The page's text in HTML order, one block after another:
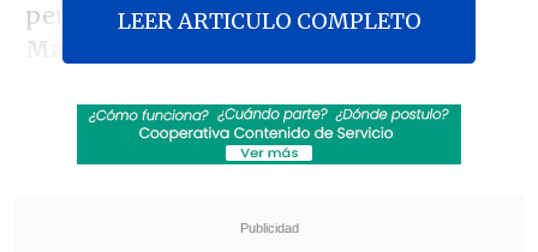
periodistaPablo Flamm, el cantante
Manuel "Dunga" Caro
Campos.
Karol G incluirá colaboraciones con Bruno
LEER ARTICULO COMPLETO